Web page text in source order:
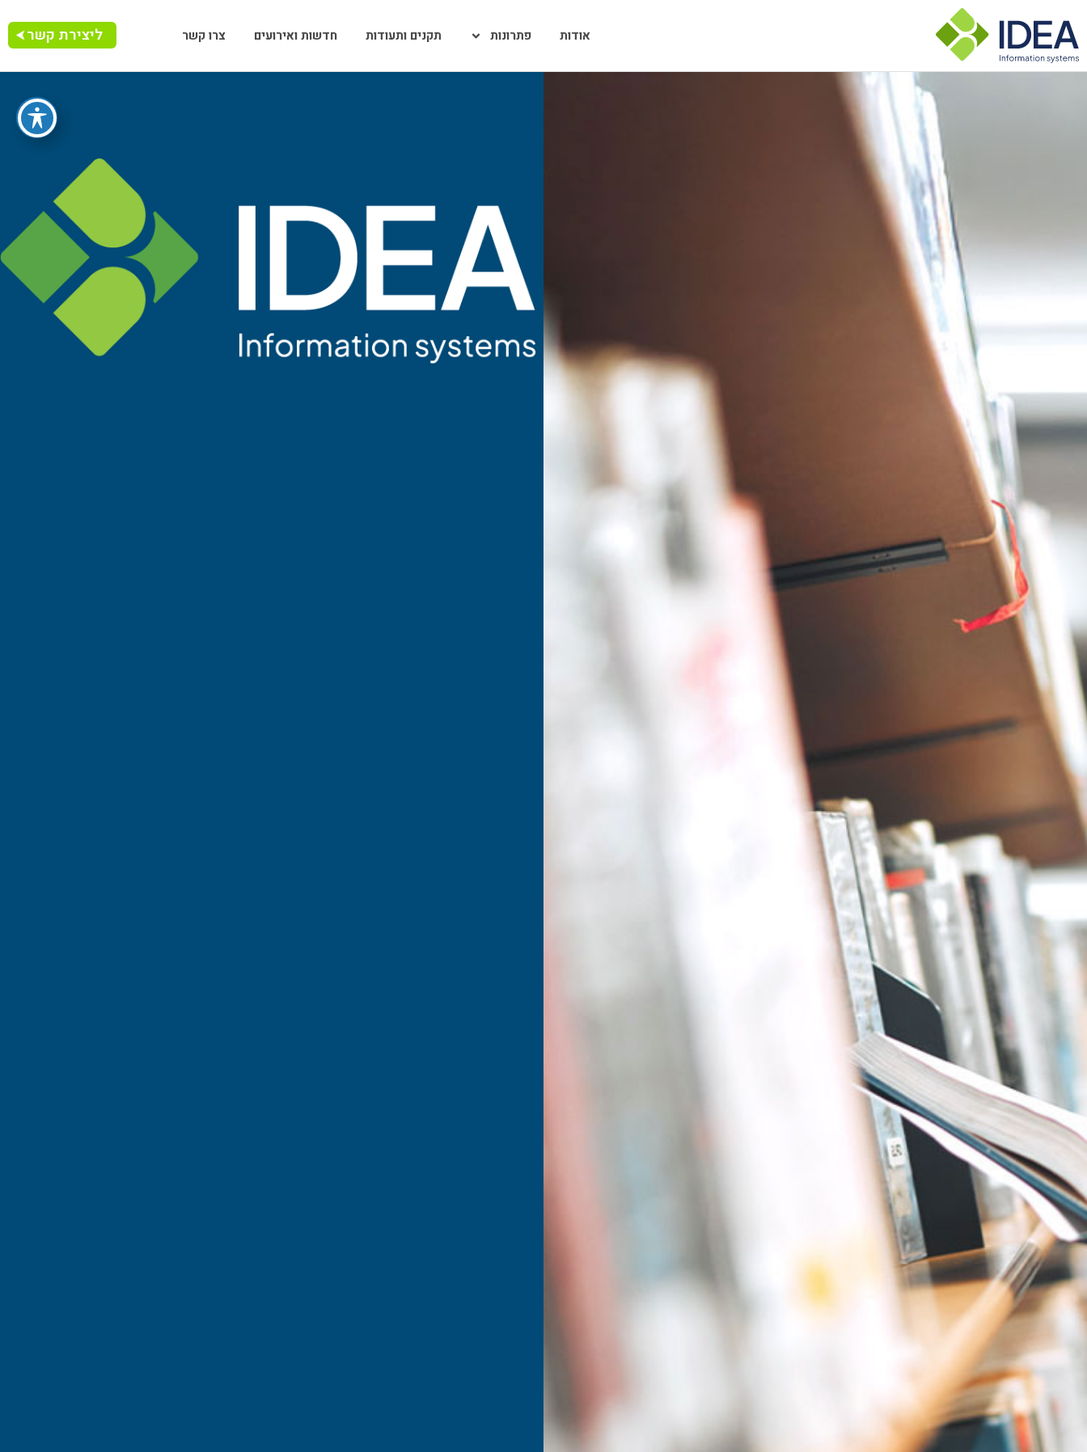
אודות פתרונות תקנים ותעודות חדשות ואירועים צרו קשר ליצירת קשר